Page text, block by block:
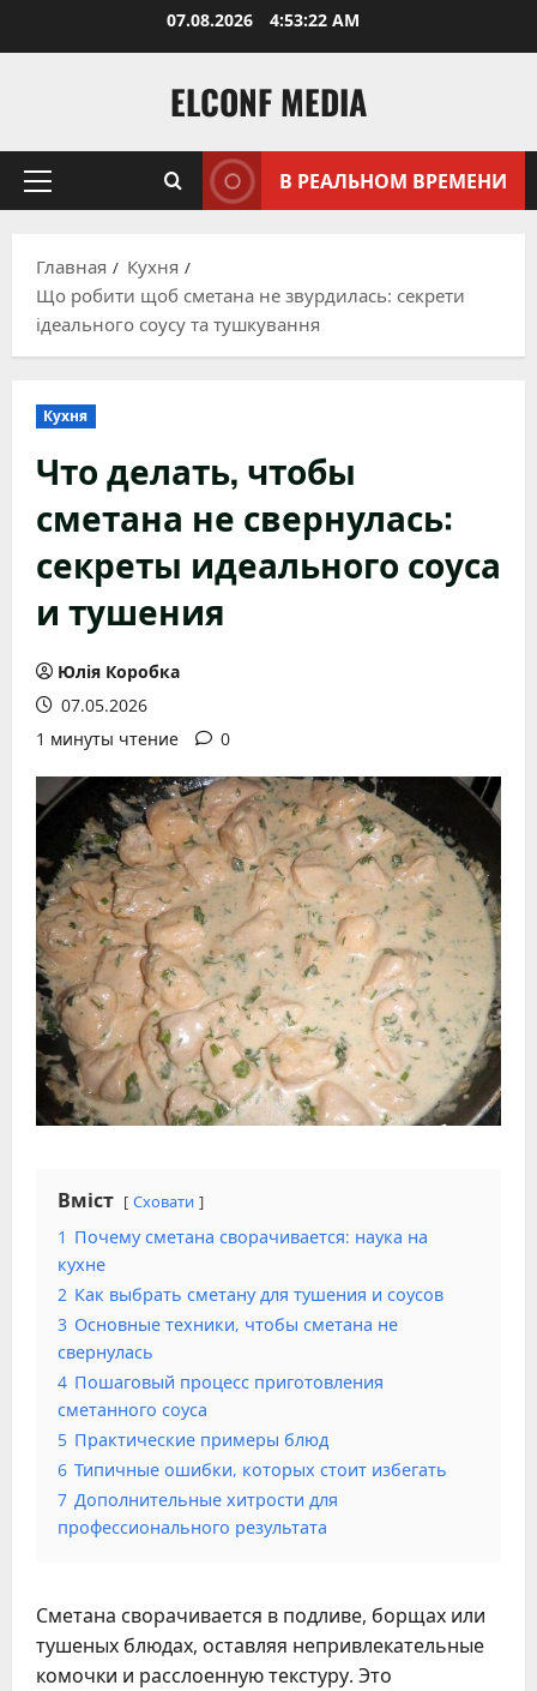
07.08.2026 4:53:23 AM
ELCONF MEDIA
Основное
В РЕАЛЬНОМ ВРЕМЕНИ
Главная
Кухня
Що робити щоб сметана не звурдилась: секрети
ідеального соусу та тушкування
Кухня
Что делать, чтобы
сметана не свернулась:
секреты идеального соуса
и тушения
Юлія Коробка
07.05.2026
1 минуты чтение
0
Вміст Сховати
1 Почему сметана сворачивается: наука на
кухне
2 Как выбрать сметану для тушения и соусов
3 Основные техники, чтобы сметана не
свернулась
4 Пошаговый процесс приготовления
сметанного соуса
5 Практические примеры блюд
6 Типичные ошибки, которых стоит избегать
7 Дополнительные хитрости для
профессионального результата
Сметана сворачивается в подливе, борщах или
тушеных блюдах, оставляя непривлекательные
комочки и расслоенную текстуру. Это